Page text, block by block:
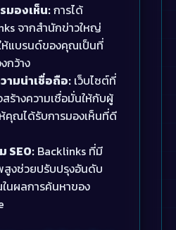
มองเห็น:การได้
จากสำนักข่าวใหญ่
ห้แบรนด์ของคุณเป็นที่
กว้าง
ามน่าเชื่อถือ: เว็บไซต์ที่
ร้างความเชื่อมั่นให้กับผู้
คุณได้รับการมองเห็นที่ดี
SEO: Backlinks ที่มี
งช่วยปรับปรุงอันดับ
นผลการค้นหาของ